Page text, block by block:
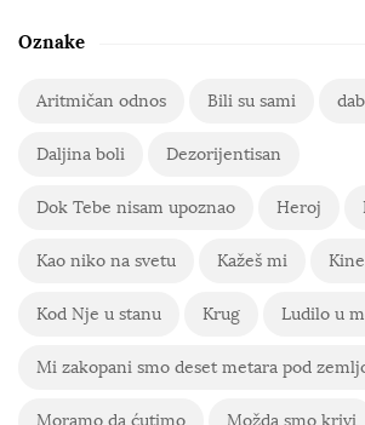
Oznake
Aritmičan odnos Bili su sami
Daljina boli Dezorijentisan
Dok Tebe nisam upoznao Heroj
Kao niko na svetu Kažeš mi
Kod Nje u stanu Krug Ludilo u
Mi zakopani smo deset metara pod